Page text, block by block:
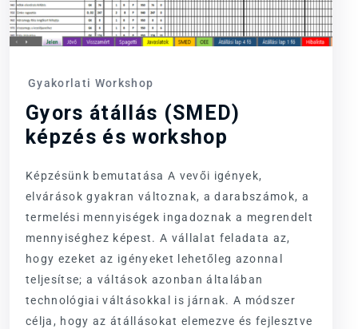
Gyakorlati Workshop
Gyors átállás (SMED)
képzés és workshop
Képzésünk bemutatása A vevői igények,
elvárások gyakran változnak, a darabszámok, a
termelési mennyiségek ingadoznak a megrendelt
mennyiséghez képest. A vállalat feladata az,
hogy ezeket az igényeket lehetőleg azonnal
teljesítse; a váltások azonban általában
technológiai váltásokkal is járnak. A módszer
célja, hogy az átállásokat elemezve és fejlesztve